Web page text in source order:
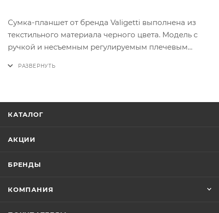
Сумка-планшет от бренда Valigetti выполнена из
текстильного материала черного цвета. Модель с
ручкой и несъемным регулируемым плечевым
КАТАЛОГ
АКЦИИ
БРЕНДЫ
КОМПАНИЯ